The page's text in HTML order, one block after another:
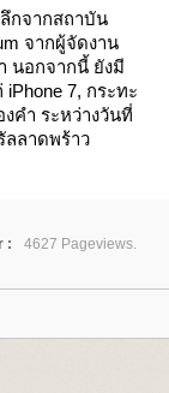
กจากสถาบัน
จากผู้จัดงาน
นอกจากนี้ ยังมี
7, กระทะ
งคำ ระหว่างวันที่
ลลาดพร้าว
:
4627 Pageviews.